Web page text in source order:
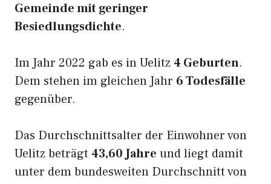
Gemeinde mit geringer
Besiedlungsdichte.
Im Jahr 2022 gab es in Uelitz 4 Geburten.
Dem stehen im gleichen Jahr 6 Todesfälle
gegenüber.
Das Durchschnittsalter der Einwohner von
Uelitz beträgt 43,60 Jahre und liegt damit
unter dem bundesweiten Durchschnitt von